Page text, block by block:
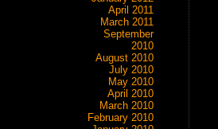
April 2011
March 2011
September
2010
August 2010
July 2010
May 2010
April 2010
March 2010
February 2010